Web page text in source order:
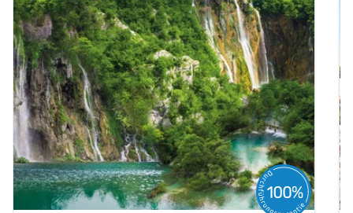
Bus mieten
Gutscheine
Kontakt